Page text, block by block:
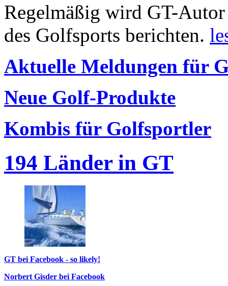
Regelmäßig wird GT-
des Golfsports berichten.
Aktuelle Meldungen für
Neue Golf-Produkte
Kombis für Golfsportler
194 Länder in GT
GT bei Facebook - so likely!
Norbert Gisder bei Facebook